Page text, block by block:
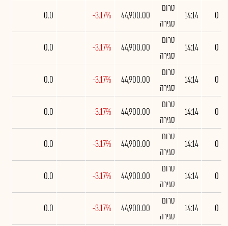
0
14:14
טרום
סגירה
44,900.00
-3.17%
0.0
0
14:14
טרום
סגירה
44,900.00
-3.17%
0.0
0
14:14
טרום
סגירה
44,900.00
-3.17%
0.0
0
14:14
טרום
סגירה
44,900.00
-3.17%
0.0
0
14:14
טרום
סגירה
44,900.00
-3.17%
0.0
0
14:14
טרום
סגירה
44,900.00
-3.17%
0.0
0
14:14
טרום
סגירה
44,900.00
-3.17%
0.0